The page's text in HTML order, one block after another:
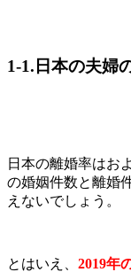
1-1.日本の夫婦
日本の離婚率はお
の婚姻件数と離婚
えないでしょう。
とはいえ、 2019年